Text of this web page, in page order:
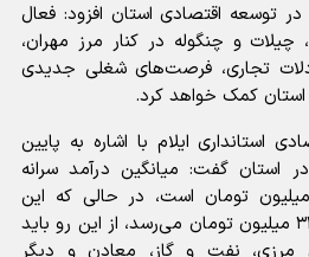
توسعه اقتصادی استان افزود: فعال
و چنگوله در کنار مرز مهران،
تجاری، فرصت‌های شغلی جدیدی
استان کمک خواهد کرد.
استانداری ایلام با اشاره به پایین
استان گفت: میانگین درآمد سرانه
خانوار در ایلام حدود ۲۱ میلیون تومان است، در حالی که این
شاخص در سطح کشور به ۳۲ میلیون تومان می‌رسد، از این رو باید